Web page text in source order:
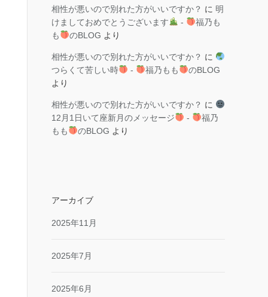
相性が悪いので別れた方がいいですか？ に 明
けましておめでとうございます
-
福乃も
も
のBLOG より
相性が悪いので別れた方がいいですか？ に
つらくて苦しい時
- 福乃もも
のBLOG
より
相性が悪いので別れた方がいいですか？ に
12月1日いて座新月のメッセージ
-
福乃
もも
のBLOG より
アーカイブ
2025年11月
2025年7月
2025年6月